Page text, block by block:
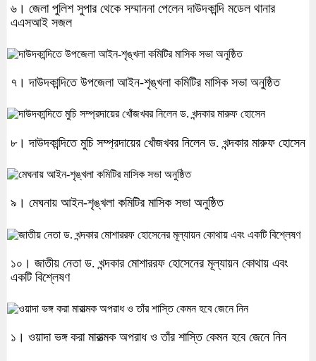
৬। জেলা পুলিশ সুপার থেকে সম্মাননা পেলেন দাউদকান্দি মডেল থানার
এএসআই সজল
৭। দাউদকান্দিতে উপজেলা আইন-শৃঙ্খলা কমিটির মাসিক সভা অনুষ্ঠিত
৮। দাউদকান্দিতে মুচি সম্প্রদায়ের খোঁজখবর নিলেন ড. খন্দকার মারুফ হোসেন
৯। মেঘনায় আইন-শৃঙ্খলা কমিটির মাসিক সভা অনুষ্ঠিত
১০। জাতীয় নেতা ড. খন্দকার মোশাররফ হোসেনের মূল্যায়ন কোথায় এবং
একটি বিশ্লেষণ
১। ওয়াদা ভঙ্গ করা মারাত্মক অপরাধ ও তাঁর শাস্তি কেমন হবে জেনে নিন